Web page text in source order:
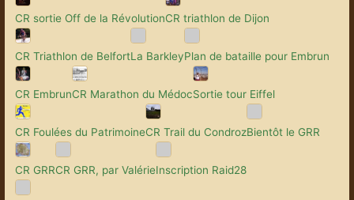
CR sortie Off de la RévolutionCR triathlon de Dijon
CR Triathlon de BelfortLa BarkleyPlan de bataille pour Embrun
CR EmbrunCR Marathon du MédocSortie tour Eiffel
CR Foulées du PatrimoineCR Trail du CondrozBientôt le GRR
CR GRRCR GRR, par ValérieInscription Raid28